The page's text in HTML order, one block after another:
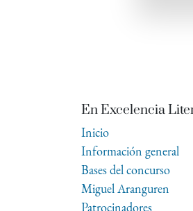
En Excelencia
Inicio
Información general
Bases del concurso
Miguel Aranguren
Patrocinadores